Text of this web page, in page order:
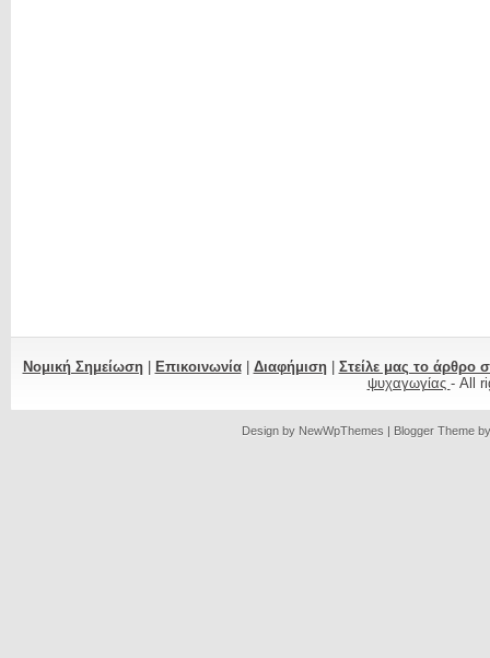
Νομική Σημείωση| Επικοινωνία| Διαφήμιση| Στείλε μας το άρθρο
ψυχαγωγίας - All
Design by NewWpThemes | Blogger Theme